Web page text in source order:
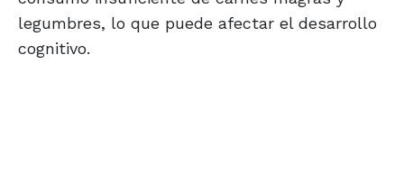
legumbres, lo que puede afectar el desarrollo
cognitivo.